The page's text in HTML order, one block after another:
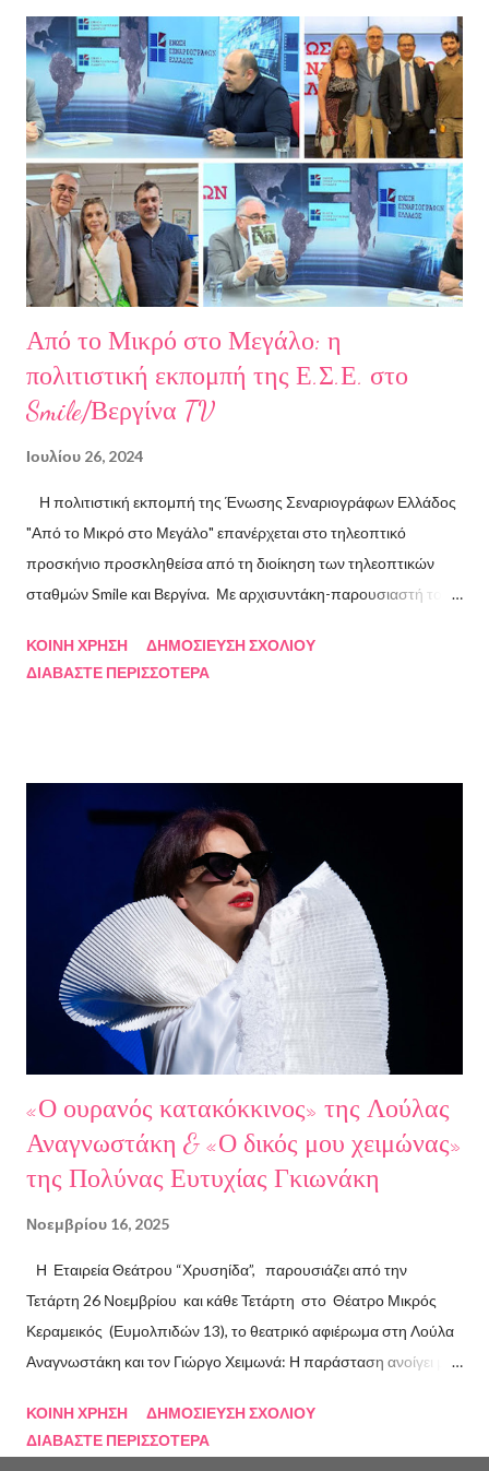
Σχετικά με την συγγραφέα Η Ελίζα Σουφλή γεννήθηκε το 1989 και
μεγάλωσε στον Πειραιά. Αποφοίτησε από το Τμήμα Νομικής του
Αριστοτελείου Πανεπιστημίου Θεσσαλονίκης. Έχει κάνει επίσης
σπουδές στη μουσική, την ιστορία της τέχνης και τη φιλολογία
στην Ελλάδα και το εξωτερικό. Από το 2008 ασχολείται με την
πολιτιστική δημοσιογραφία και διατηρεί τον πολιτιστικό ιστότοπο
ART.harbour. Έζησε κα...
Από το Μικρό στο Μεγάλο: η
πολιτιστική εκπομπή της Ε.Σ.Ε. στο
Smile/Βεργίνα TV
Ιουλίου 26, 2024
Η πολιτιστική εκπομπή της Ένωσης Σεναριογράφων Ελλάδος
"Από το Μικρό στο Μεγάλο" επανέρχεται στο τηλεοπτικό
προσκήνιο προσκληθείσα από τη διοίκηση των τηλεοπτικών
σταθμών Smile και Βεργίνα. Με αρχισυντάκη-παρουσιαστή τον
Κακαβά θα προβάλλεται από τις 3 Αυγούστου και κάθε Σάββατο
Λουκάς Κούτρας Τη δεύτερη εκπομπή τίμησαν ο πρώην
πρόεδρος της Ε.Σ.Ε., συγγραφέας, Στάθης Βαλούκος, ο
ιστορικός συγγραφέας Δρ Ιωάννης Δασκαρόλης, η
μουσικοσυνθέτης Πέννυ Μπινιάρη και ο σκηνοθέτης Στέργιος
Παπαευαγγέλου Σκηνοθεσία: Δημήτρης Σωτηράκης Βοηθός
Σκηνοθέτης: Νεκταρία Δασκαλάκη Παρουσιάστηκαν τα βιβλία
"Ο πόλεμος δεν τελείωσε ακόμα" μυθιστόρημα του Στάθη
Βαλούκου και τα ε...
ΚΟΙΝΉ ΧΡΉΣΗ
ΔΗΜΟΣΊΕΥΣΗ ΣΧΟΛΊΟΥ
ΔΙΑΒΆΣΤΕ ΠΕΡΙΣΣΌΤΕΡΑ
«Ο ουρανός κατακόκκινος» της Λούλας
Αναγνωστάκη & «Ο δικός μου χειμώνας»
της Πολύνας Ευτυχίας Γκιωνάκη
Νοεμβρίου 16, 2025
Η Εταιρεία Θεάτρου “Χρυσηίδα”, παρουσιάζει από την
Τετάρτη 26 Νοεμβρίου και κάθε Τετάρτη στο Θέατρο Μικρός
Κεραμεικός (Ευμολπιδών 13), το θεατρικό αφιέρωμα στη Λούλα
Αναγνωστάκη και τον Γιώργο Χειμωνά: Η παράσταση ανοίγει με
αυτοπαρουσιάζεται με μαύρο χιούμορ, σαρκάζει την κοινωνία και
τις ιδεολογίες που κατέρρευσαν, επιχειρώντας τη δική της
ΚΟΙΝΉ ΧΡΉΣΗ
ΔΗΜΟΣΊΕΥΣΗ ΣΧΟΛΊΟΥ
ΔΙΑΒΆΣΤΕ ΠΕΡΙΣΣΌΤΕΡΑ